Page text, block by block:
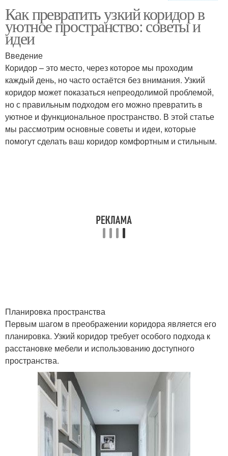
Узкий коридор Цветовая гамма
Стен в узком коридоре Коридор с помощью
Узкие коридоры Коридор без ущерба
Коридоры в
современном стиле
Коридор в
современном стиле
Схемы для узкого
коридора
Прихожая для узкого
коридора
Гамма для узкой
Как превратить узкий коридор в
уютное пространство: советы и
идеи
Введение
Коридор – это место, через которое мы проходим
каждый день, но часто остаётся без внимания. Узкий
коридор может показаться непреодолимой проблемой,
но с правильным подходом его можно превратить в
уютное и функциональное пространство. В этой статье
мы рассмотрим основные советы и идеи, которые
помогут сделать ваш коридор комфортным и стильным.
Планировка пространства
Первым шагом в преображении коридора является его
планировка. Узкий коридор требует особого подхода к
расстановке мебели и использованию доступного
пространства.